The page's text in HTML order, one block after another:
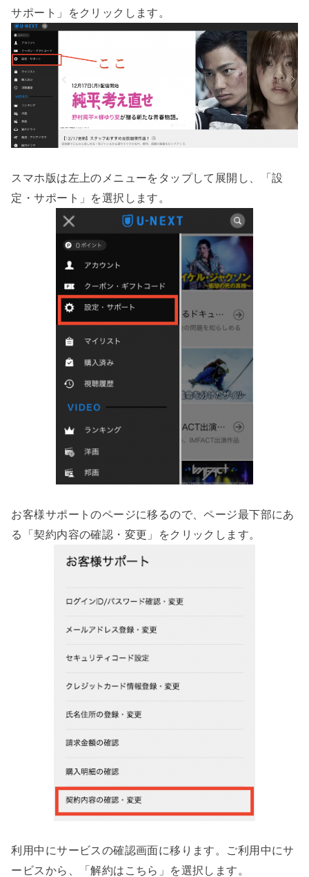
サポート」をクリックします。
スマホ版は左上のメニューをタップして展開し、「設
定・サポート」を選択します。
お客様サポートのページに移るので、ページ最下部にあ
る「契約内容の確認・変更」をクリックします。
利用中にサービスの確認画面に移ります。ご利用中にサ
ービスから、「解約はこちら」を選択します。